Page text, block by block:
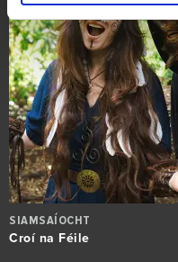
SIAMSAÍOCHT
Croí na Féile